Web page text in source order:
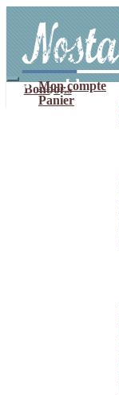
navigation
contenu
Mon compte
Panier
Bonbons